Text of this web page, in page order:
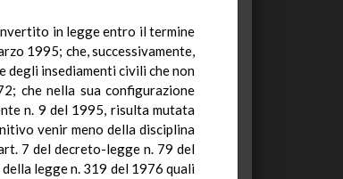
in legge entro il termine
1995; che, successivamente,
degli insediamenti civili che non
che nella sua configurazione
n. 9 del 1995, risulta mutata
venir meno della disciplina
7 del decreto-legge n. 79 del
legge n. 319 del 1976 quali